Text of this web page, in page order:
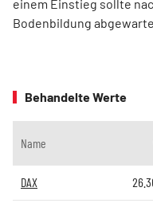
einem Einstieg sollte
Bodenbildung
Behandelte Werte
Name
DAX